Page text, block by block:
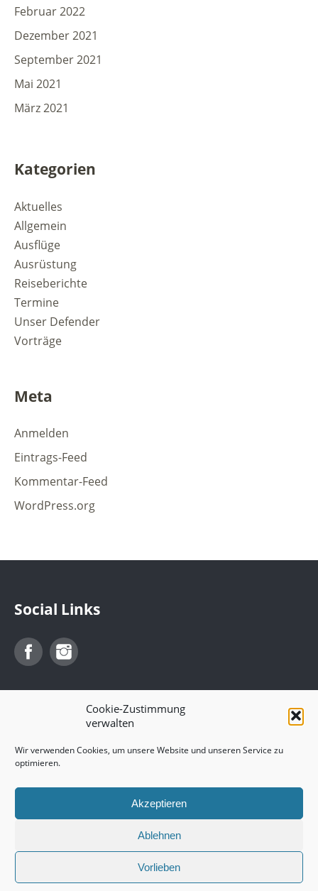
Cookie-Zustimmung
verwalten
Wir verwenden Cookies, um unsere Website und unseren Service zu
optimieren.
Akzeptieren
Ablehnen
Vorlieben
Februar 2022
Dezember 2021
September 2021
Mai 2021
März 2021
Kategorien
Aktuelles
Allgemein
Ausflüge
Ausrüstung
Reiseberichte
Termine
Unser Defender
Vorträge
Meta
Anmelden
Eintrags-Feed
Kommentar-Feed
WordPress.org
Social Links
Facebook
© Makiwaya
Unser Land Rover Defender
Links zu Land Rover Defender Seiten